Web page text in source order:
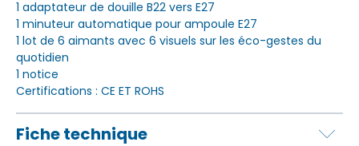
1 adaptateur de douille B22 vers E27
1 minuteur automatique pour ampoule E27
1 lot de 6 aimants avec 6 visuels sur les éco-gestes du
quotidien
1 notice
Certifications : CE ET ROHS
Fiche technique